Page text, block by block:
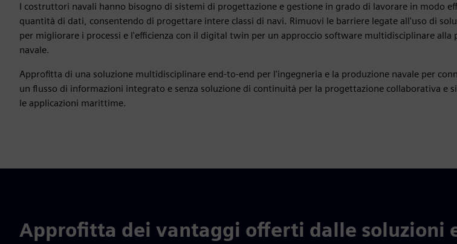
I costruttori navali hanno bisogno di sistemi di progettazione e gestione in grado di lavorare in modo
quantità di dati, consentendo di progettare intere classi di navi. Rimuovi le barriere legate all'uso di
per migliorare i processi e l'efficienza con il digital twin per un approccio software multidisciplinare alla
navale.
Approfitta di una soluzione multidisciplinare end-to-end per l'ingegneria e la produzione navale per
un flusso di informazioni integrato e senza soluzione di continuità per la progettazione collaborativa e
le applicazioni marittime.
Approfitta dei vantaggi offerti dalle soluzioni